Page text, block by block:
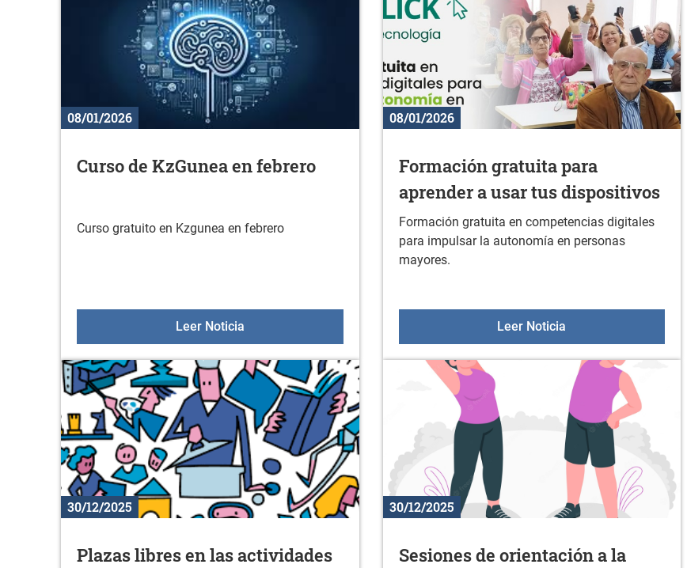
08/01/2026
Curso de KzGunea en febrero
Curso gratuito en Kzgunea en febrero
Leer NoticiaCurso de KzGunea en febrero
08/01/2026
Formación gratuita para
aprender a usar tus dispositivos
Formación gratuita en competencias digitales
para impulsar la autonomía en personas
mayores.
Leer Noticia Formación gratuita
30/12/2025
Plazas libres en las actividades
30/12/2025
Sesiones de orientación a la